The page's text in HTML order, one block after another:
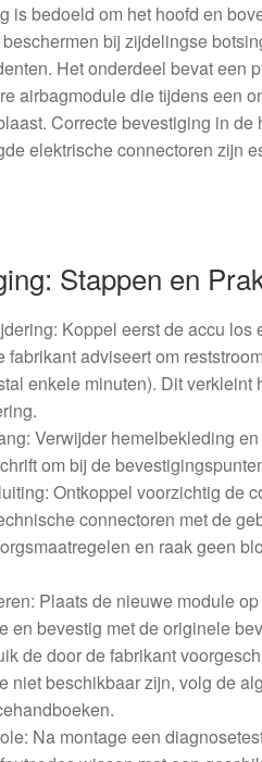
is bedoeld om het hoofd en
bij zijdelingse
Het onderdeel bevat een
airbagmodule die tijdens een
Correcte bevestiging in de
elektrische connectoren zijn
Stappen en
Koppel eerst de accu los
fabrikant adviseert om
enkele minuten). Dit
Verwijder hemelbekleding
om bij de
Ontkoppel voorzichtig de
connectoren met de
en raak geen
Plaats de nieuwe module
en bevestig met de originele
de door de fabrikant
niet beschikbaar zijn, volg de
Na montage een